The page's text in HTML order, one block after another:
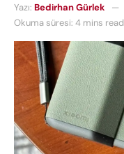
Yazı: Bedirhan Gürlek
Okuma süresi: 4 mins read